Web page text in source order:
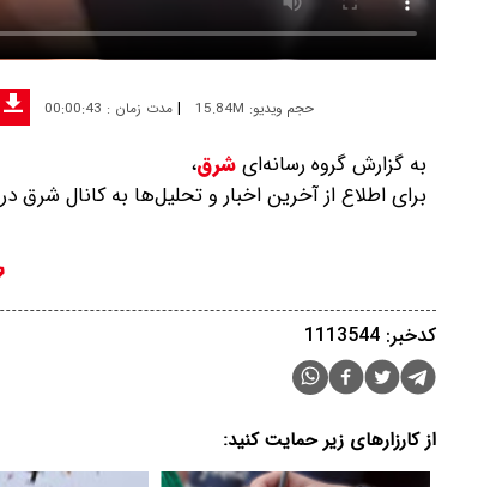
حجم ویدیو: 15.84M |مدت زمان : 00:00:43
به گزارش گروه رسانه‌ایشرق،
برای اطلاع از آخرین اخبار و تحلیل‌ها به کانال شرق در
کدخبر: 1113544
از کارزارهای زیر حمایت کنید: